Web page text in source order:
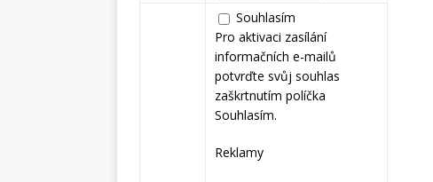
Souhlasím
Pro aktivaci zasílání
informačních e-mailů
potvrďte svůj souhlas
zaškrtnutím políčka
Souhlasím.
Reklamy